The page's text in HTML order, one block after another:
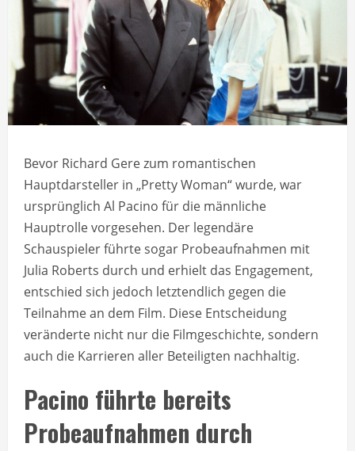
Bevor Richard Gere zum romantischen
Hauptdarsteller in „Pretty Woman“ wurde, war
ursprünglich Al Pacino für die männliche
Hauptrolle vorgesehen. Der legendäre
Schauspieler führte sogar Probeaufnahmen mit
Julia Roberts durch und erhielt das Engagement,
entschied sich jedoch letztendlich gegen die
Teilnahme an dem Film. Diese Entscheidung
veränderte nicht nur die Filmgeschichte, sondern
auch die Karrieren aller Beteiligten nachhaltig.
Pacino führte bereits
Probeaufnahmen durch